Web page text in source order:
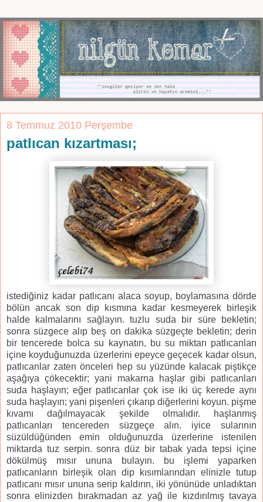
8 Temmuz 2010 Perşembe
patlıcan kızartması;
istediğiniz kadar patlıcanı alaca soyup, boylamasına dörde
bölün ancak son dip kısmına kadar kesmeyerek birleşik
halde kalmalarını sağlayın. tuzlu suda bir süre bekletin;
sonra süzgece alıp beş on dakika süzgeçte bekletin; derin
bir tencerede bolca su kaynatın, bu su miktarı patlıcanları
içine koyduğunuzda üzerlerini epeyce geçecek kadar olsun,
patlıcanlar zaten önceleri hep su yüzünde kalacak piştikçe
aşağıya çökecektir; yani makarna haşlar gibi patlıcanları
suda haşlayın; eğer patlıcanlar çok ise iki üç kerede aynı
suda haşlayın; yani pişenleri çıkarıp diğerlerini koyun. pişme
kıvamı dağılmayacak şekilde olmalıdır. haşlanmış
patlıcanları tencereden süzgeçe alın. iyice sularının
süzüldüğünden emin olduğunuzda üzerlerine istenilen
miktarda tuz serpin. sonra düz bir tabak yada tepsi içine
dökülmüş mısır ununa bulayın. bu işlemi yaparken
patlıcanların birleşik olan dip kısımlarından elinizle tutup
patlıcanı mısır ununa serip kaldırın, iki yönünüde unladıktan
sonra elinizden bırakmadan az yağ ile kızdırılmış tavaya